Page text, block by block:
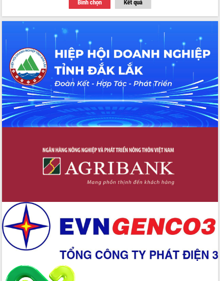
Thứ trưởng Bộ Y tế làm việc với tỉnh
Đắk Lắk về phát triển nhân lực y tế
cho trạm y tế cấp xã
Du lịch Đắk Lắk nâng tầm trải nghiệm
du khách thông qua Hệ thống cơ sở dữ
liệu và Bản đồ số
Tập huấn ứng dụng trí tuệ nhân tạo (AI)
trong thương mại điện tử năm 2026
Đoàn đại biểu Quốc hội tỉnh Đắk Lắk
trao đổi thông tin trước Kỳ họp thứ
nhất, Quốc hội khóa XVI
Quyết liệt cải cách hành chính, khơi
Nâng cao hiệu lực, hiệu quả HĐND
tỉnh thông qua hiện đại hóa hành chính
Xã Ea Phê gắn cải cách hành chính với
Hồ Thị Nguyên Thảo làm việc tại Trung
tâm Phục vụ hành chính công xã Ea
Xây dựng nền hành chính số đồng
hành cùng nông dân dân, doanh nghiệp
Giai đoạn 2026-2030, Đắk Lắk phấn
đấu có 77% xã đạt chuẩn nông thôn
mới
Bình chọn Kết quả